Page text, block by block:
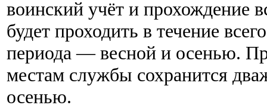
воинский учёт и прохождение
будет проходить в течение
периода — весной и осенью.
местам службы сохранится
осенью.